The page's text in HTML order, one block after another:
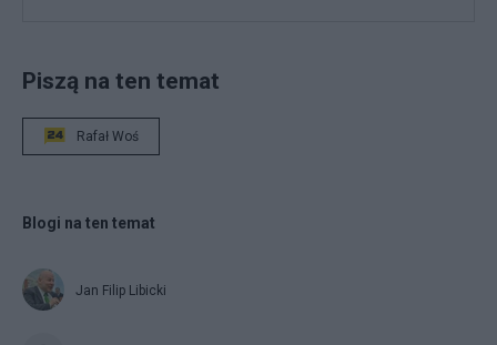
Piszą na ten temat
Rafał Woś
Blogi na ten temat
Jan Filip Libicki